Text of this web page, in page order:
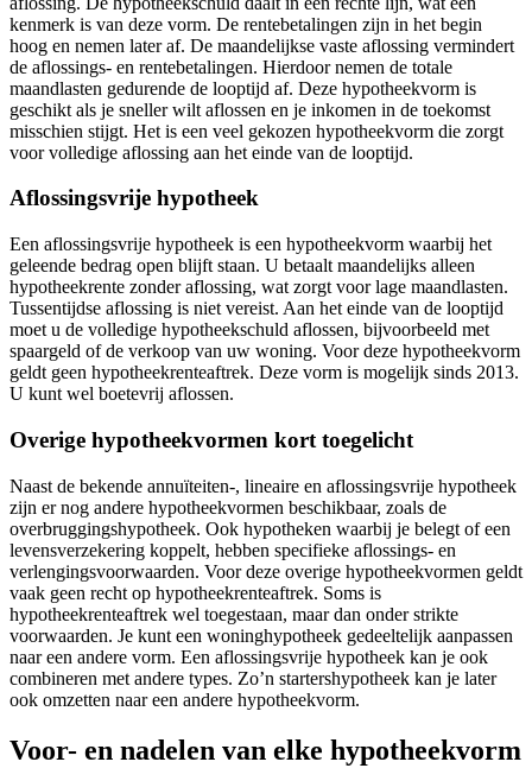
kenmerk is van deze vorm. De rentebetalingen zijn in het begin
hoog en nemen later af. De maandelijkse vaste aflossing vermindert
de aflossings- en rentebetalingen. Hierdoor nemen de totale
maandlasten gedurende de looptijd af. Deze hypotheekvorm is
geschikt als je sneller wilt aflossen en je inkomen in de toekomst
misschien stijgt. Het is een veel gekozen hypotheekvorm die zorgt
voor volledige aflossing aan het einde van de looptijd.
Aflossingsvrije hypotheek
Een aflossingsvrije hypotheek is een hypotheekvorm waarbij het
geleende bedrag open blijft staan. U betaalt maandelijks alleen
hypotheekrente zonder aflossing, wat zorgt voor lage maandlasten.
Tussentijdse aflossing is niet vereist. Aan het einde van de looptijd
moet u de volledige hypotheekschuld aflossen, bijvoorbeeld met
spaargeld of de verkoop van uw woning. Voor deze hypotheekvorm
geldt geen hypotheekrenteaftrek. Deze vorm is mogelijk sinds 2013.
U kunt wel boetevrij aflossen.
Overige hypotheekvormen kort toegelicht
Naast de bekende annuïteiten-, lineaire en aflossingsvrije hypotheek
zijn er nog andere hypotheekvormen beschikbaar, zoals de
overbruggingshypotheek. Ook hypotheken waarbij je belegt of een
levensverzekering koppelt, hebben specifieke aflossings- en
verlengingsvoorwaarden. Voor deze overige hypotheekvormen geldt
vaak geen recht op hypotheekrenteaftrek. Soms is
hypotheekrenteaftrek wel toegestaan, maar dan onder strikte
voorwaarden. Je kunt een woninghypotheek gedeeltelijk aanpassen
naar een andere vorm. Een aflossingsvrije hypotheek kan je ook
combineren met andere types. Zo’n startershypotheek kan je later
ook omzetten naar een andere hypotheekvorm.
Voor- en nadelen van elke hypotheekvorm